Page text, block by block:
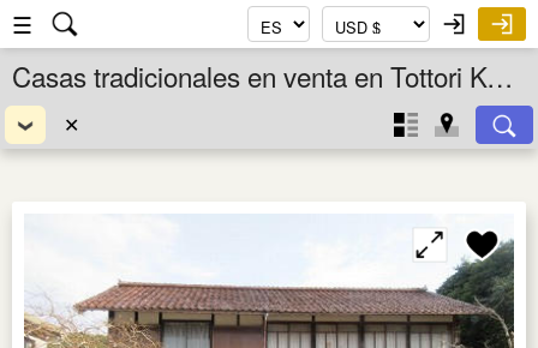
☰
Casas tradicionales en venta en Tottori Ken, Chugoku, Japón
✕